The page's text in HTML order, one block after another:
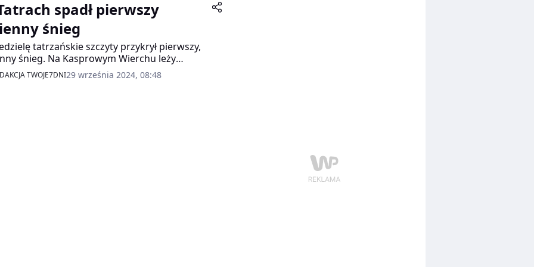
spadł pierwszy
śnieg
tatrzańskie szczyty przykrył pierwszy,
śnieg. Na Kasprowym Wierchu leży
warstwa białego puchu, a
na szczycie spadła do -2 st. C –
TWOJE7DNI29 września 2024, 08:48